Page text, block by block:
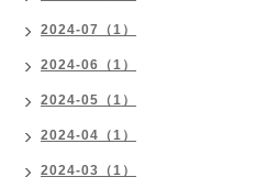
2024-07（1）
2024-06（1）
2024-05（1）
2024-04（1）
2024-03（1）